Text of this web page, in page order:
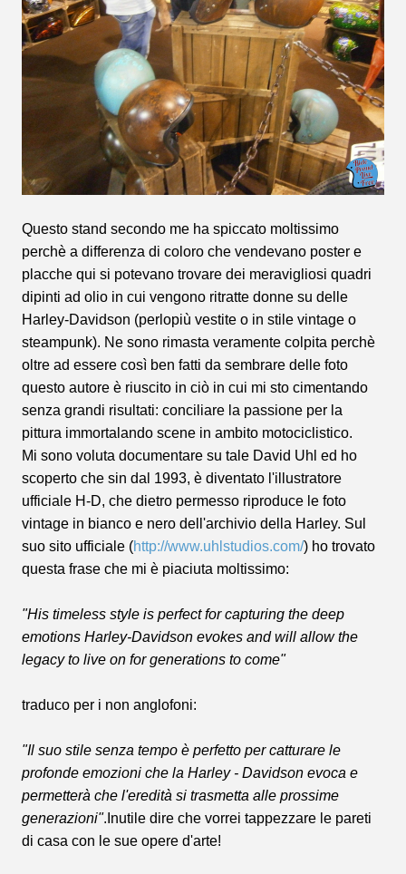
Questo stand secondo me ha spiccato moltissimo
perchè a differenza di coloro che vendevano poster e
placche qui si potevano trovare dei meravigliosi quadri
dipinti ad olio in cui vengono ritratte donne su delle
Harley-Davidson (perlopiù vestite o in stile vintage o
steampunk). Ne sono rimasta veramente colpita perchè
oltre ad essere così ben fatti da sembrare delle foto
questo autore è riuscito in ciò in cui mi sto cimentando
senza grandi risultati: conciliare la passione per la
pittura immortalando scene in ambito motociclistico.
Mi sono voluta documentare su tale David Uhl ed ho
scoperto che sin dal 1993, è diventato l'illustratore
ufficiale H-D, che dietro permesso riproduce le foto
vintage in bianco e nero dell'archivio della Harley. Sul
suo sito ufficiale (http://www.uhlstudios.com/) ho trovato
questa frase che mi è piaciuta moltissimo:
"His timeless style is perfect for capturing the deep
emotions Harley-Davidson evokes and will allow the
legacy to live on for generations to come"
traduco per i non anglofoni:
"Il suo stile senza tempo è perfetto per catturare le
profonde emozioni che la Harley - Davidson evoca e
permetterà che l'eredità si trasmetta alle prossime
generazioni". Inutile dire che vorrei tappezzare le pareti
di casa con le sue opere d'arte!